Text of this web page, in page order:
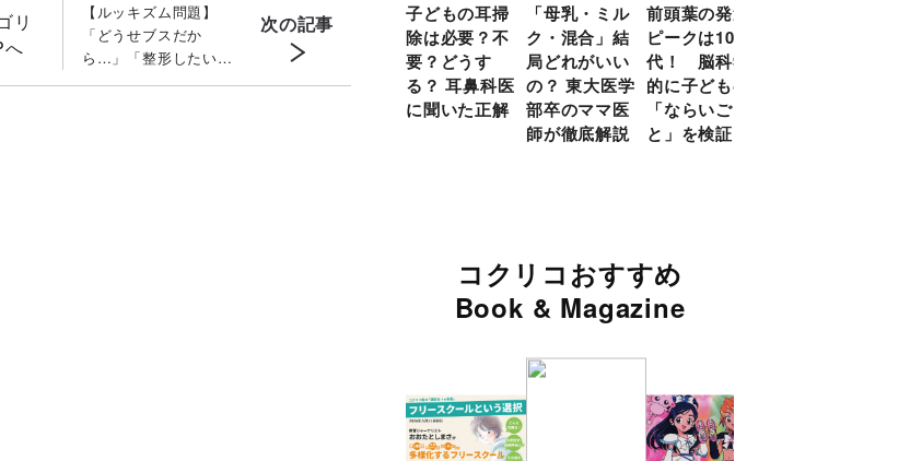
リ
へ
【ルッキズム問題】
「どうせブスだか
ら…」「整形したい」
と悩む我が子 親の答
次の記事
子どもの耳掃
除は必要？不
要？どうす
る？ 耳鼻科医
に聞いた正解
「母乳・ミル
ク・混合」結
局どれがいい
の？ 東大医学
部卒のママ医
師が徹底解説
前頭葉の発達
ピークは10
代！ 脳科学
的に子どもの
「ならいご
と」を検証
コクリコおすすめ
Book & Magazine